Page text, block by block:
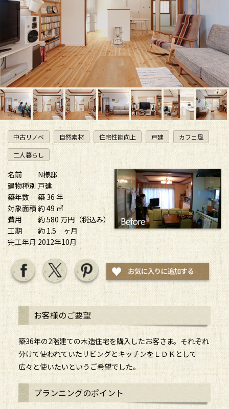
中古リノベ 自然素材 住宅性能向上 戸建 カフェ風
二人暮らし
名前
N様邸
建物種別 戸建
築年数
築 36 年
対象面積約 49 ㎡
費用
約 580 万円（税込み）
工期
約 1.5 ヶ月
完工年月 2012年10月
お客様のご要望
築36年の2階建ての木造住宅を購入したお客さま。それぞれ
分けて使われていたリビングとキッチンをＬＤＫとして
広々と使いたいというご希望でした。
プランニングのポイント